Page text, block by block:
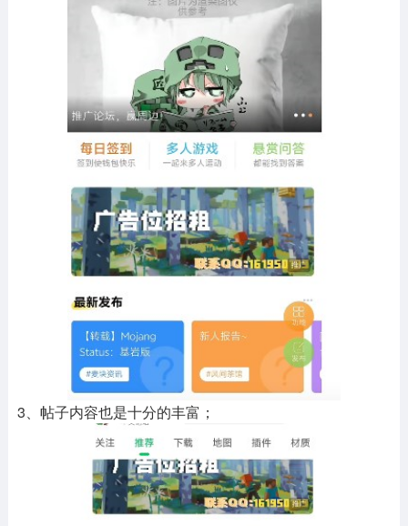
3、帖子内容也是十分的丰富；